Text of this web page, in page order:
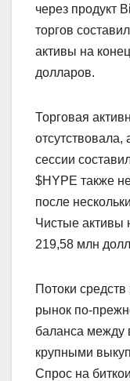
через продукт
торгов
активы на
долларов.
Торговая
отсутствовала,
сессии
$HYPE также
после
Чистые активы
219,58 млн
Потоки
рынок по-
баланса между
крупными
Спрос на